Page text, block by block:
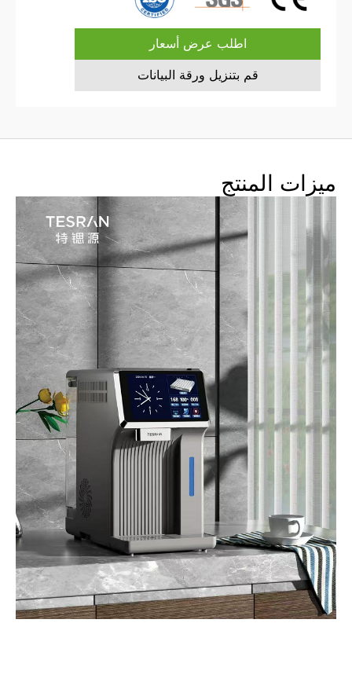
اطلب عرض أسعار
قم بتنزيل ورقة البيانات
ميزات المنتج